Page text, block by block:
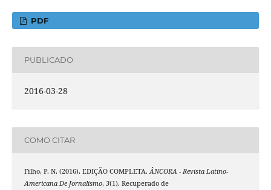
PDF
PUBLICADO
2016-03-28
COMO CITAR
Filho, P. N. (2016). EDIÇÃO COMPLETA. ÂNCORA - Revista Latino-
Americana De Jornalismo, 3(1). Recuperado de